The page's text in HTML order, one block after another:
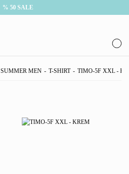
% 50 SALE
SUMMER MEN T-SHIRT TIMO-5F XXL -